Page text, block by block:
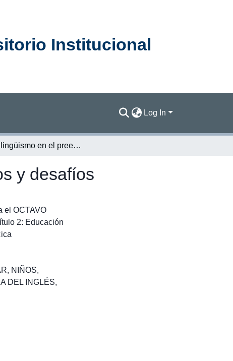
Institucional
Log In
El Bilingüismo en el preescolar costarricense: logros y desafíos
y desafíos
el OCTAVO
2: Educación
, NIÑOS,
DEL INGLÉS,